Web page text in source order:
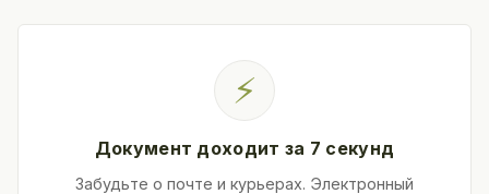
⚡
Документ доходит за 7 секунд
Забудьте о почте и курьерах. Электронный